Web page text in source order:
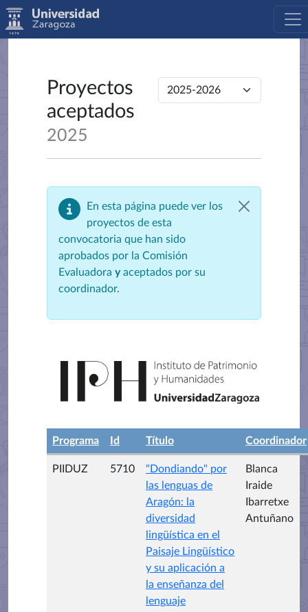
Proyectos
aceptados
2025
En esta página puede ver los
proyectos de esta
convocatoria que han sido
aprobados por la Comisión
Evaluadora yaceptados por su
coordinador.
Programa Id Título Coordinador
PIIDUZ 5710
"Dondiando" por
las lenguas de
Aragón: la
diversidad
lingüística en el
Paisaje Lingüístico
y su aplicación a
la enseñanza del
lenguaje
Blanca
Iraide
Ibarretxe
Antuñano